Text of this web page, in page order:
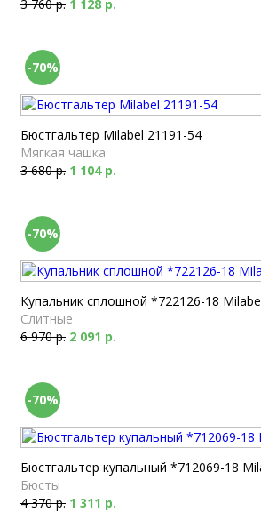
3 760 р. 1 128 р.
-70%
Бюстгальтер Milabel 21191-54
Мягкая чашка
3 680 р. 1 104 р.
-70%
Купальник сплошной *722126-18
Слитные
6 970 р. 2 091 р.
-70%
Бюстгальтер купальный *712069-18
Бюсты
4 370 р. 1 311 р.